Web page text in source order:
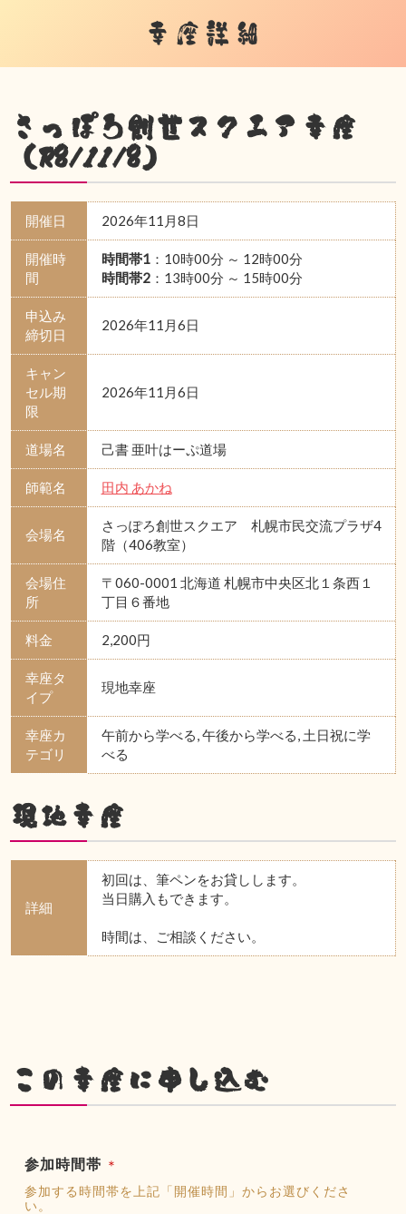
幸座詳細
さっぽろ創世スクエア幸座
（R8/11/8）
開催日 2026年11月8日
開催時
間
時間帯1：10時00分 ～ 12時00分
時間帯2：13時00分 ～ 15時00分
申込み
締切日
2026年11月6日
キャン
セル期
限
2026年11月6日
道場名 己書 亜叶はーぷ道場
師範名 田内 あかね
会場名
さっぽろ創世スクエア 札幌市民交流プラザ4
階（406教室）
会場住
所
〒060-0001 北海道 札幌市中央区北１条西１
丁目６番地
料金 2,200円
幸座タ
イプ
現地幸座
幸座カ
テゴリ
午前から学べる, 午後から学べる, 土日祝に学
べる
現地幸座
詳細
初回は、筆ペンをお貸しします。
当日購入もできます。
時間は、ご相談ください。
この幸座に申し込む
参加時間帯 ＊
参加する時間帯を上記「開催時間」からお選びくださ
い。